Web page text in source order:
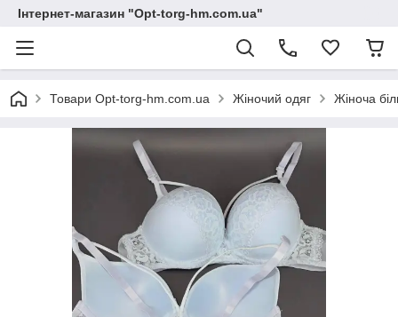
Інтернет-магазин "Opt-torg-hm.com.ua"
Товари Opt-torg-hm.com.ua Жіночий одяг Жіноча